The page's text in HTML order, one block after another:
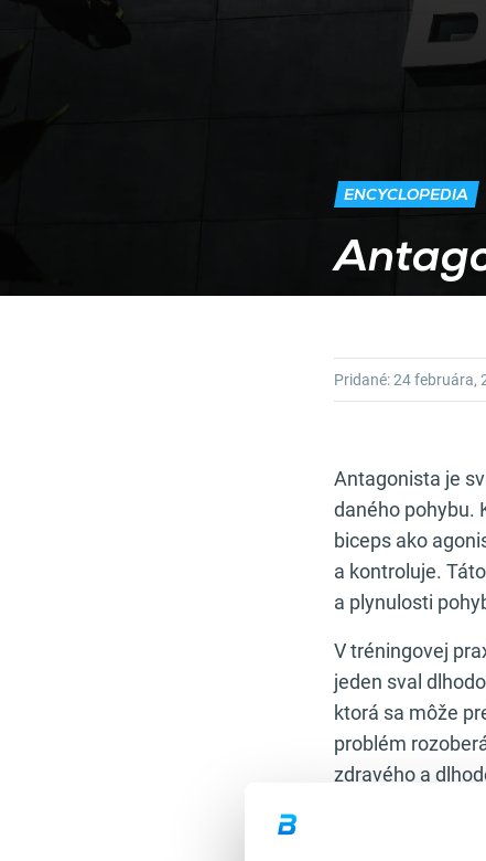
ENCYCLOPEDIA
Pridané:24 februára,
Antagonista je
daného pohybu.
biceps ako
a kontroluje.
a plynulosti
V tréningovej
jeden sval
ktorá sa môže
problém
zdravého a
Z hľadiska